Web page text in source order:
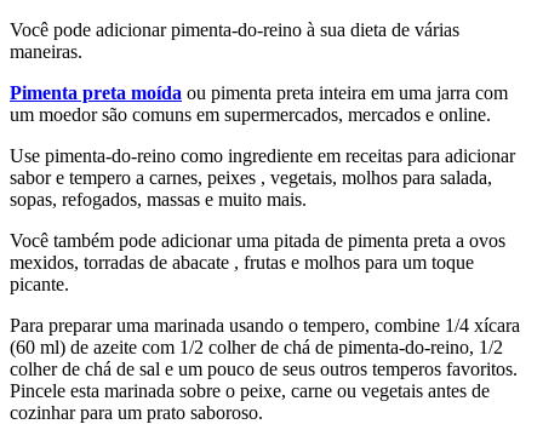
Você pode adicionar pimenta-do-reino à sua dieta de várias
maneiras.
Pimenta preta moída ou pimenta preta inteira em uma jarra com
um moedor são comuns em supermercados, mercados e online.
Use pimenta-do-reino como ingrediente em receitas para adicionar
sabor e tempero a carnes, peixes , vegetais, molhos para salada,
sopas, refogados, massas e muito mais.
Você também pode adicionar uma pitada de pimenta preta a ovos
mexidos, torradas de abacate , frutas e molhos para um toque
picante.
Para preparar uma marinada usando o tempero, combine 1/4 xícara
(60 ml) de azeite com 1/2 colher de chá de pimenta-do-reino, 1/2
colher de chá de sal e um pouco de seus outros temperos favoritos.
Pincele esta marinada sobre o peixe, carne ou vegetais antes de
cozinhar para um prato saboroso.